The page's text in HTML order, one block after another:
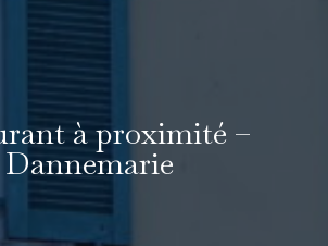
à proximité –
Dannemarie